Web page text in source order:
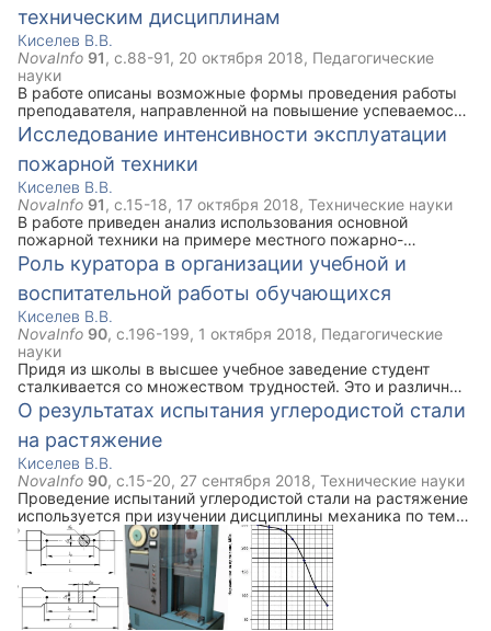
техническим дисциплинам
Киселев В.В.
NovaInfo 91 , с.88-91, 20 октября 2018, Педагогические
науки
В работе описаны возможные формы проведения работы
преподавателя, направленной на повышение успеваемости
обучающихся. Описаны некоторые новые информационные
технологии, позволяющие повысить качество
образовательного процесса.
Исследование интенсивности эксплуатации
пожарной техники
Киселев В.В.
NovaInfo 91 , с.15-18, 17 октября 2018, Технические науки
В работе приведен анализ использования основной
пожарной техники на примере местного пожарно-
спасательного гарнизона. Выявлено неравномерное
задействование пожарных автомобилей различных частей.
Даны рекомендации по переводу пожарной техники из
одной части в другую для повышения эффективности ее
эксплуатации.
Роль куратора в организации учебной и
воспитательной работы обучающихся
Киселев В.В.
NovaInfo 90, с.196-199, 1 октября 2018, Педагогические
науки
Придя из школы в высшее учебное заведение студент
сталкивается со множеством трудностей. Это и различные
организационные вопросы, вопросы об участие в учебных
мероприятиях, творческих мероприятиях и так далее. Для
решения этих вопросов во многих учебных заведениях
действует институт кураторства. В данной работе сделана
попытка описать основные обязанности, возлагаемые на
куратора учебной группы, и порядок работы с учебной
группой.
О результатах испытания углеродистой стали
на растяжение
Киселев В.В.
NovaInfo 90, с.15-20, 27 сентября 2018, Технические науки
Проведение испытаний углеродистой стали на растяжение
используется при изучении дисциплины механика по теме
"Центральное растяжение — сжатие". Результаты таких
испытаний хорошо известны, их можно встретить в
литературе. В данной работе идет речь об испытании
углеродистой стали на прочность в условиях повышенных
температур. Приводится зависимость предела прочности
углеродистой стали от температуры нагрева.